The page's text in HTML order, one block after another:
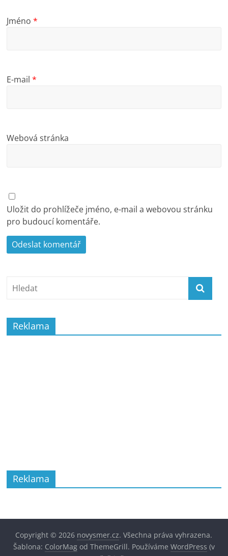
Jméno*
E-mail*
Webová stránka
Uložit do prohlížeče jméno, e-mail a webovou stránku
pro budoucí komentáře.
Reklama
Reklama
Copyright © 2026 novysmer.cz. Všechna práva vyhrazena.
Šablona: ColorMagod ThemeGrill. Používáme WordPress (v